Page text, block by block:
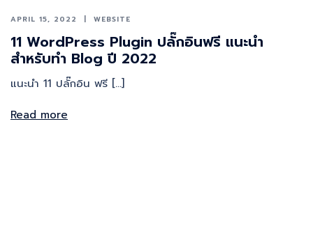
APRIL 15, 2022 WEBSITE
11 WordPress Plugin ปลั๊กอินฟรี แนะนำ
สำหรับทำ Blog ปี 2022
แนะนำ 11 ปลั๊กอิน ฟรี […]
Read more